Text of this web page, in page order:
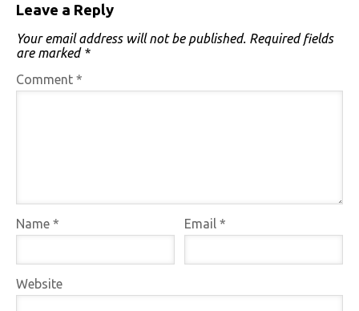
Leave a Reply
Your email address will not be published. Required fields
are marked *
Comment *
Name * Email*
Website